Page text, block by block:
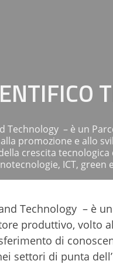
Technology – è un
promozione e allo
crescita
ICT, green
Technology – è
produttivo, volto
di
settori di punta